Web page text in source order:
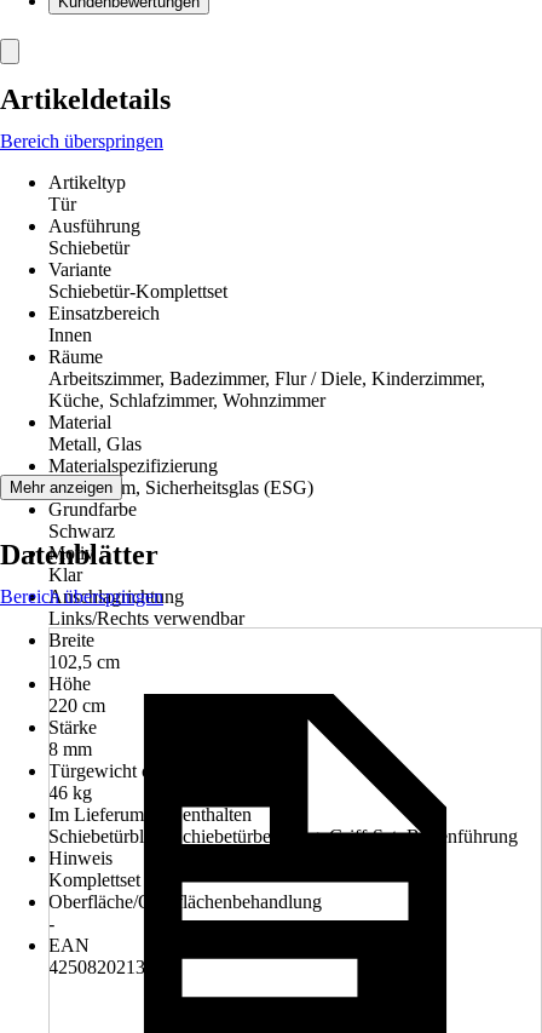
Artikeldetails
Bereich überspringen
Artikeltyp
Tür
Ausführung
Schiebetür
Variante
Schiebetür-Komplettset
Einsatzbereich
Innen
Räume
Arbeitszimmer, Badezimmer, Flur / Diele, Kinderzimmer,
Küche, Schlafzimmer, Wohnzimmer
Material
Metall, Glas
Materialspezifizierung
Aluminium, Sicherheitsglas (ESG)
Grundfarbe
Schwarz
Motiv
Klar
Anschlagrichtung
Links/Rechts verwendbar
Breite
102,5 cm
Höhe
220 cm
Stärke
8 mm
Türgewicht ca.
46 kg
Im Lieferumfang enthalten
Schiebetürblatt, Schiebetürbeschlag, Griff-Set, Bodenführung
Hinweis
Komplettset
Oberfläche/Oberflächenbehandlung
-
EAN
4250820213555
Mehr anzeigen
Datenblätter
Bereich überspringen